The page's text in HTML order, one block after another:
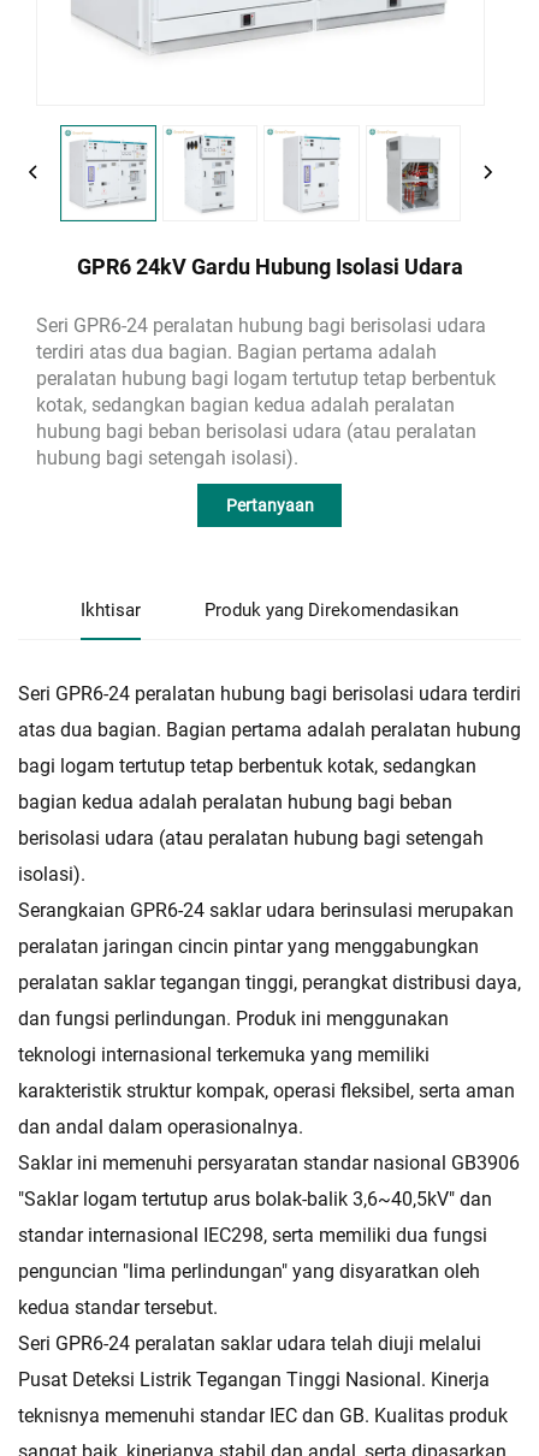
GPR6 24kV Gardu Hubung Isolasi Udara
Seri GPR6-24 peralatan hubung bagi berisolasi udara
terdiri atas dua bagian. Bagian pertama adalah
peralatan hubung bagi logam tertutup tetap berbentuk
kotak, sedangkan bagian kedua adalah peralatan
hubung bagi beban berisolasi udara (atau peralatan
hubung bagi setengah isolasi).
Pertanyaan
Ikhtisar Produk yang Direkomendasikan
Seri GPR6-24 peralatan hubung bagi berisolasi udara terdiri
atas dua bagian. Bagian pertama adalah peralatan hubung
bagi logam tertutup tetap berbentuk kotak, sedangkan
bagian kedua adalah peralatan hubung bagi beban
berisolasi udara (atau peralatan hubung bagi setengah
isolasi).
Serangkaian GPR6-24 saklar udara berinsulasi merupakan
peralatan jaringan cincin pintar yang menggabungkan
peralatan saklar tegangan tinggi, perangkat distribusi daya,
dan fungsi perlindungan. Produk ini menggunakan
teknologi internasional terkemuka yang memiliki
karakteristik struktur kompak, operasi fleksibel, serta aman
dan andal dalam operasionalnya.
Saklar ini memenuhi persyaratan standar nasional GB3906
"Saklar logam tertutup arus bolak-balik 3,6~40,5kV" dan
standar internasional IEC298, serta memiliki dua fungsi
penguncian "lima perlindungan" yang disyaratkan oleh
kedua standar tersebut.
Seri GPR6-24 peralatan saklar udara telah diuji melalui
Pusat Deteksi Listrik Tegangan Tinggi Nasional. Kinerja
teknisnya memenuhi standar IEC dan GB. Kualitas produk
sangat baik, kinerjanya stabil dan andal, serta dipasarkan